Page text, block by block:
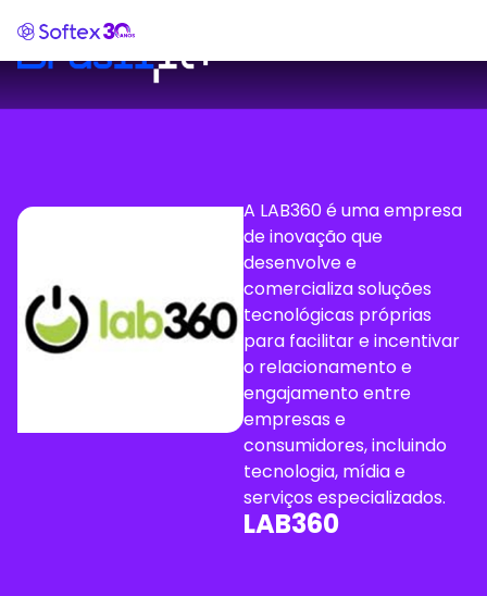
A LAB360 é uma empresa
de inovação que
desenvolve e
comercializa soluções
tecnológicas próprias
para facilitar e incentivar
o relacionamento e
engajamento entre
empresas e
consumidores, incluindo
tecnologia, mídia e
serviços especializados.
LAB360